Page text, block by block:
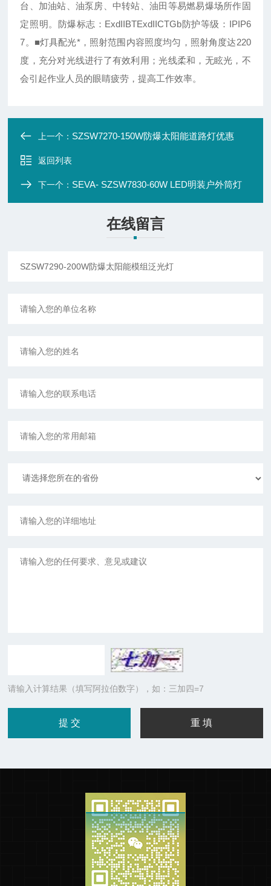
台、加油站、油泵房、中转站、油田等易燃易爆场所作固
定照明。防爆标志：ExdIIBTExdIICTGb防护等级：IPIP6
7。■灯具配光*，照射范围内容照度均匀，照射角度达220
度，充分对光线进行了有效利用；光线柔和，无眩光，不
会引起作业人员的眼睛疲劳，提高工作效率。
上一个： SZSW7270-150W防爆太阳能道路灯优惠
返回列表
下一个： SEVA- SZSW7830-60W LED明装户外筒灯
在线留言
请输入计算结果（填写阿拉伯数字），如：三加四=7